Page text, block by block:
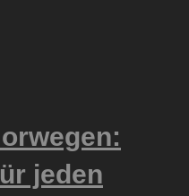
jeden